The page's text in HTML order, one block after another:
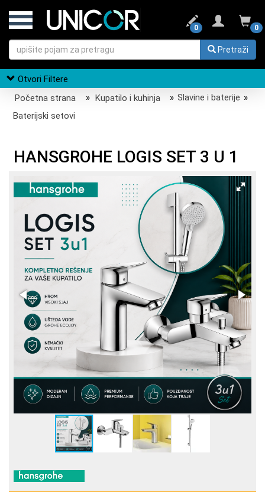
0
0
Pretraži
Otvori Filtere
Početna strana
» Kupatilo i kuhinja » Slavine i baterije »
Baterijski setovi
HANSGROHE LOGIS SET 3 U 1